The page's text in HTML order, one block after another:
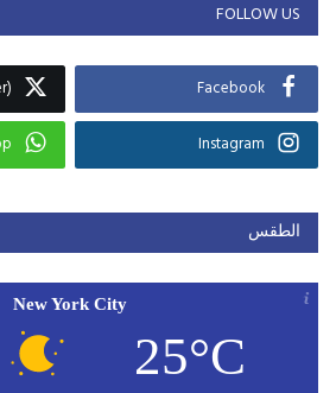
FOLLOW US
Facebook
Instagram
الطقس
New York City
25°C